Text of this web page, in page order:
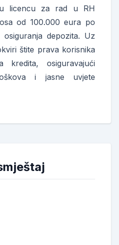
licencu za rad u RH
od 100.000 eura po
depozita. Uz
štite prava korisnika
kredita, osiguravajući
i jasne uvjete